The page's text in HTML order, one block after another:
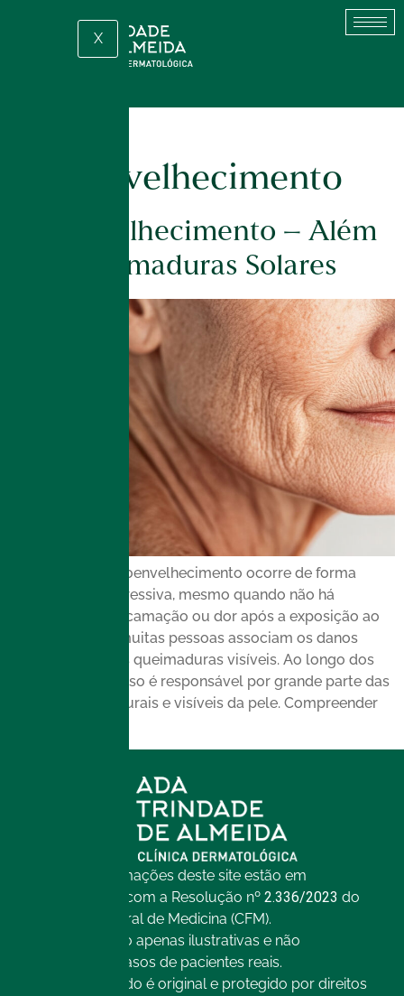
X
fotoenvelhecimento
Fotoenvelhecimento – Além
das Queimaduras Solares
No entanto, O fotoenvelhecimento ocorre de forma
silenciosa e progressiva, mesmo quando não há
vermelhidão, descamação ou dor após a exposição ao
sol. No entanto, muitas pessoas associam os danos
solares apenas às queimaduras visíveis. Ao longo dos
anos, esse processo é responsável por grande parte das
alterações estruturais e visíveis da pele. Compreender
Todas as informações deste site estão em
conformidade com a Resolução nº 2.336/2023 do
Conselho Federal de Medicina (CFM).
As imagens são apenas ilustrativas e não
representam casos de pacientes reais.
Todo o conteúdo é original e protegido por direitos